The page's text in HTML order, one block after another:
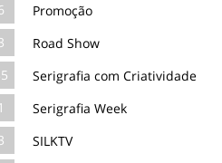
Promoção
Road Show
Serigrafia com Criatividade
Serigrafia Week
SILKTV